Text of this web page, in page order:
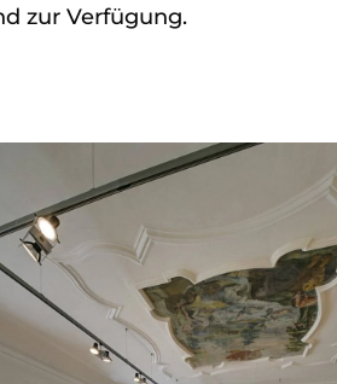
zur Verfügung.